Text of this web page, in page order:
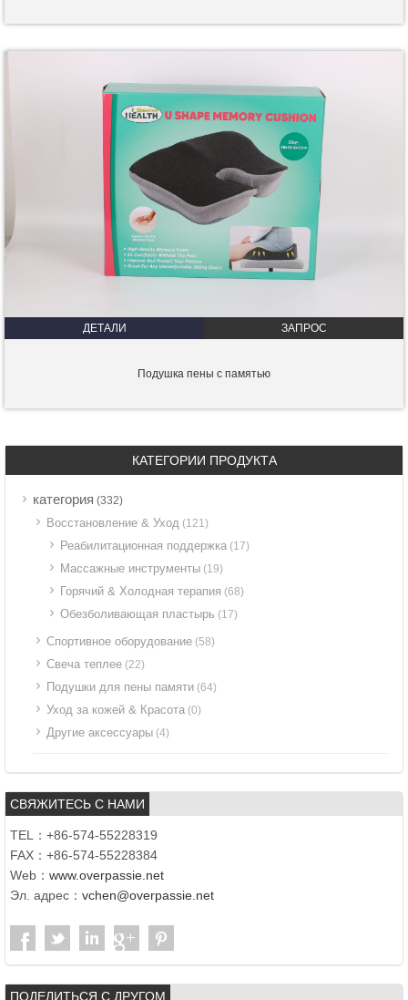
ДЕТАЛИ ЗАПРОС
Подушка пены с памятью
КАТЕГОРИИ ПРОДУКТА
категория (332)
Восстановление & Уход (121)
Реабилитационная поддержка (17)
Массажные инструменты (19)
Горячий & Холодная терапия (68)
Обезболивающая пластырь (17)
Спортивное оборудование (58)
Свеча теплее (22)
Подушки для пены памяти (64)
Уход за кожей & Красота (0)
Другие аксессуары (4)
СВЯЖИТЕСЬ С НАМИ
TEL：+86-574-55228319
FAX：+86-574-55228384
Web： www.overpassie.net
Эл. адрес： vchen@overpassie.net
ПОДЕЛИТЬСЯ С ДРУГОМ